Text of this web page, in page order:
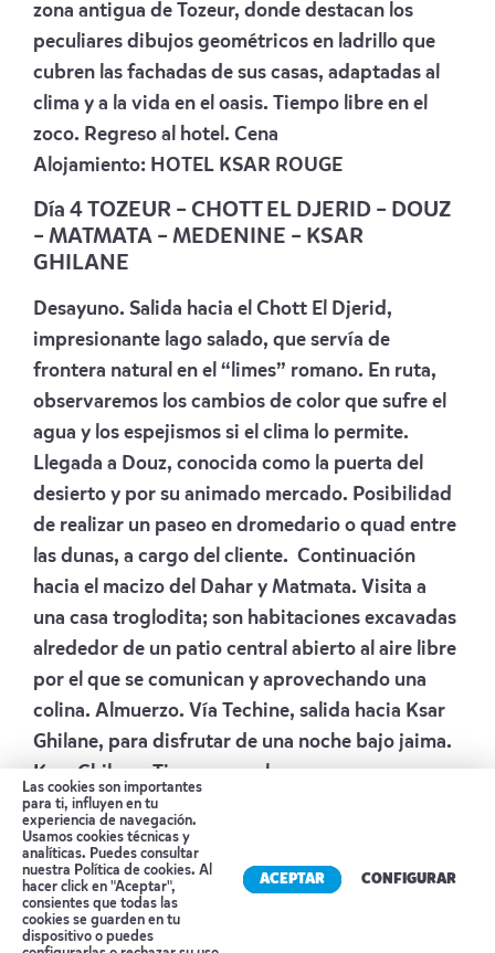
zona antigua de Tozeur, donde destacan los
peculiares dibujos geométricos en ladrillo que
cubren las fachadas de sus casas, adaptadas al
clima y a la vida en el oasis. Tiempo libre en el
zoco. Regreso al hotel. Cena
Alojamiento: HOTEL KSAR ROUGE
Día 4 TOZEUR – CHOTT EL DJERID – DOUZ
– MATMATA – MEDENINE – KSAR
GHILANE
Desayuno. Salida hacia el Chott El Djerid,
impresionante lago salado, que servía de
frontera natural en el “limes” romano. En ruta,
observaremos los cambios de color que sufre el
agua y los espejismos si el clima lo permite.
Llegada a Douz, conocida como la puerta del
desierto y por su animado mercado. Posibilidad
de realizar un paseo en dromedario o quad entre
las dunas, a cargo del cliente. Continuación
hacia el macizo del Dahar y Matmata. Visita a
una casa troglodita; son habitaciones excavadas
alrededor de un patio central abierto al aire libre
por el que se comunican y aprovechando una
colina. Almuerzo. Vía Techine, salida hacia Ksar
Ghilane, para disfrutar de una noche bajo jaima.
Ksar Ghilane, Tisavar para los romanos, es un
pequeño oasis alimentado por un manantial de
agua termal y rodeado de dunas rojizas. En las
cercanías se encuentra un “castellum” que
formaba parte del “limes romano”. Cena.
Alojamiento:CAMPAMENTO PANSY
Las cookies son importantes
para ti, influyen en tu
experiencia de navegación.
Usamos cookies técnicas y
analíticas. Puedes consultar
nuestra Política de cookies. Al
hacer click en "Aceptar",
consientes que todas las
cookies se guarden en tu
dispositivo o puedes
ACEPTAR CONFIGURAR